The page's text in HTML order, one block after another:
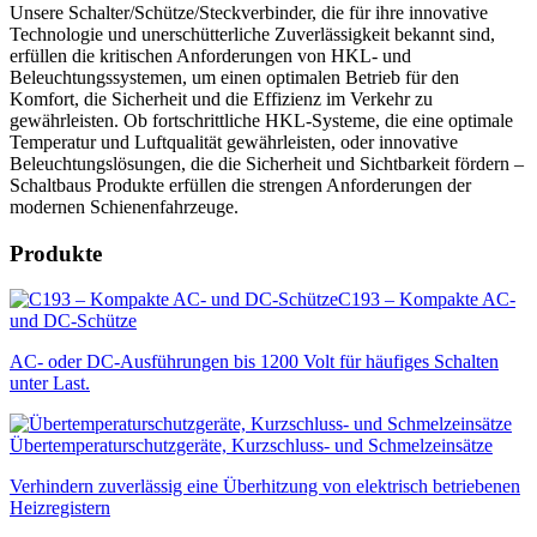
Unsere Schalter/Schütze/Steckverbinder, die für ihre innovative
Technologie und unerschütterliche Zuverlässigkeit bekannt sind,
erfüllen die kritischen Anforderungen von HKL- und
Beleuchtungssystemen, um einen optimalen Betrieb für den
Komfort, die Sicherheit und die Effizienz im Verkehr zu
gewährleisten. Ob fortschrittliche HKL-Systeme, die eine optimale
Temperatur und Luftqualität gewährleisten, oder innovative
Beleuchtungslösungen, die die Sicherheit und Sichtbarkeit fördern –
Schaltbaus Produkte erfüllen die strengen Anforderungen der
modernen Schienenfahrzeuge.
Produkte
C193 – Kompakte AC-
und DC-Schütze
AC- oder DC-Ausführungen bis 1200 Volt für häufiges Schalten
unter Last.
Übertemperaturschutzgeräte, Kurzschluss- und Schmelzeinsätze
Verhindern zuverlässig eine Überhitzung von elektrisch betriebenen
Heizregistern